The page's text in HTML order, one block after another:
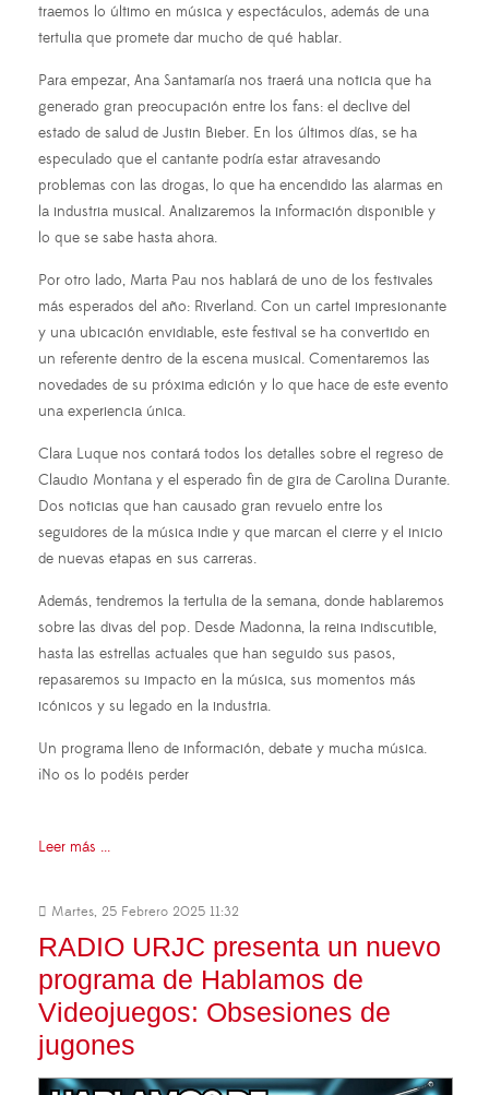
traemos lo último en música y espectáculos, además de una
tertulia que promete dar mucho de qué hablar.
Para empezar, Ana Santamaría nos traerá una noticia que ha
generado gran preocupación entre los fans: el declive del
estado de salud de Justin Bieber. En los últimos días, se ha
especulado que el cantante podría estar atravesando
problemas con las drogas, lo que ha encendido las alarmas en
la industria musical. Analizaremos la información disponible y
lo que se sabe hasta ahora.
Por otro lado, Marta Pau nos hablará de uno de los festivales
más esperados del año: Riverland. Con un cartel impresionante
y una ubicación envidiable, este festival se ha convertido en
un referente dentro de la escena musical. Comentaremos las
novedades de su próxima edición y lo que hace de este evento
una experiencia única.
Clara Luque nos contará todos los detalles sobre el regreso de
Claudio Montana y el esperado fin de gira de Carolina Durante.
Dos noticias que han causado gran revuelo entre los
seguidores de la música indie y que marcan el cierre y el inicio
de nuevas etapas en sus carreras.
Además, tendremos la tertulia de la semana, donde hablaremos
sobre las divas del pop. Desde Madonna, la reina indiscutible,
hasta las estrellas actuales que han seguido sus pasos,
repasaremos su impacto en la música, sus momentos más
icónicos y su legado en la industria.
Un programa lleno de información, debate y mucha música.
¡No os lo podéis perder
Leer más ...
Martes, 25 Febrero 2025 11:32
RADIO URJC presenta un nuevo
programa de Hablamos de
Videojuegos: Obsesiones de
jugones